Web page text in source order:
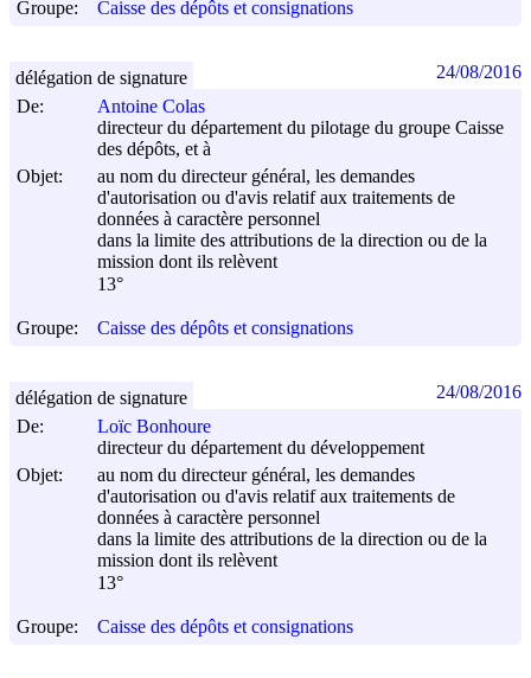
Groupe: Caisse des dépôts et consignations
De:
Antoine Colas
directeur du département du pilotage du groupe Caisse
des dépôts, et à
Objet:
au nom du directeur général, les demandes
d'autorisation ou d'avis relatif aux traitements de
données à caractère personnel
dans la limite des attributions de la direction ou de la
mission dont ils relèvent
13°
Groupe: Caisse des dépôts et consignations
délégation de signature 24/08/2016
De:
Loïc Bonhoure
directeur du département du développement
Objet:
au nom du directeur général, les demandes
d'autorisation ou d'avis relatif aux traitements de
données à caractère personnel
dans la limite des attributions de la direction ou de la
mission dont ils relèvent
13°
Groupe: Caisse des dépôts et consignations
délégation de signature 24/08/2016